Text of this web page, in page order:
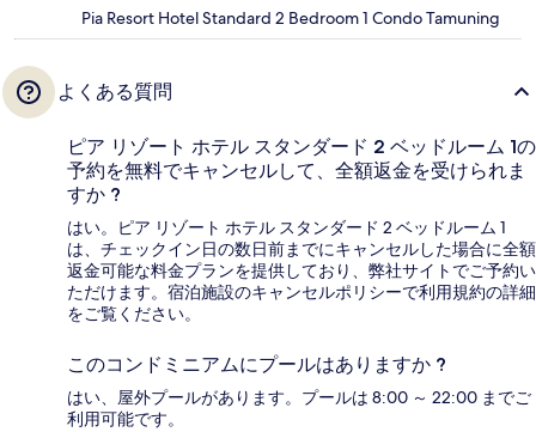
Pia Resort Hotel Standard 2 Bedroom 1 Condo Tamuning
よくある質問
ピア リゾート ホテル スタンダード 2 ベッドルーム 1の
予約を無料でキャンセルして、全額返金を受けられま
すか ?
はい。ピア リゾート ホテル スタンダード 2 ベッドルーム 1
は、チェックイン日の数日前までにキャンセルした場合に全額
返金可能な料金プランを提供しており、弊社サイトでご予約い
ただけます。宿泊施設のキャンセルポリシーで利用規約の詳細
をご覧ください。
このコンドミニアムにプールはありますか ?
はい、屋外プールがあります。プールは 8:00 ～ 22:00 までご
利用可能です。